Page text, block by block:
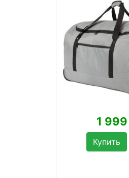
1 999
Купить